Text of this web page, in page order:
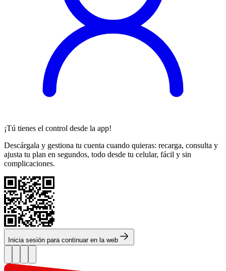
¡Tú tienes el control desde la app!
Descárgala y gestiona tu cuenta cuando quieras: recarga, consulta y
ajusta tu plan en segundos, todo desde tu celular, fácil y sin
complicaciones.
Inicia sesión para continuar en la web